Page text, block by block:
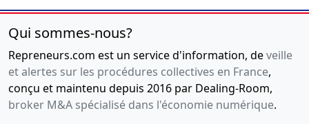
Qui sommes-nous?
Repreneurs.com est un service d'information, deveille
et alertes sur les procédures collectives en France,
conçu et maintenu depuis 2016 par Dealing-Room,
broker M&A spécialisé dans l'économie numérique.